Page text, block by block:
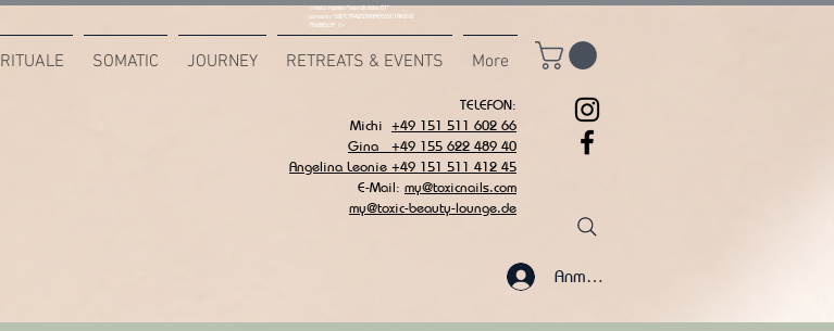
<meta name="msvalidate.01"
content="687C7942539BAEE65C1AF6DB
7F6B85CA" />
RITUALE SOMATIC JOURNEY RETREATS & EVENTS More
TELEFON:
Michi +49 151 511 602 66
Gina +49 155 622 489 40
Angelina Leonie +49 151 511 412 45
E-Mail: my@toxicnails.com
my@toxic-beauty-lounge.de
Anmelden